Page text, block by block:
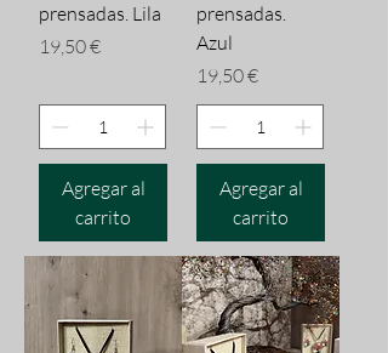
prensadas. Lila
Precio
19,50 €
Agregar al
carrito
prensadas.
Azul
Precio
19,50 €
Agregar al
carrito